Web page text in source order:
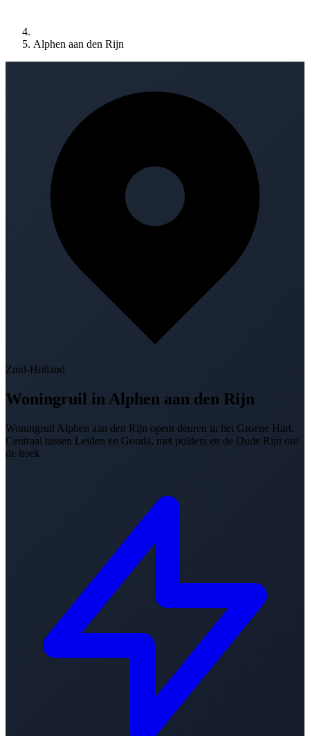
Alphen aan den Rijn
Zuid-Holland
Woningruil in Alphen aan den Rijn
Woningruil Alphen aan den Rijn opent deuren in het Groene Hart.
Centraal tussen Leiden en Gouda, met polders en de Oude Rijn om
de hoek.